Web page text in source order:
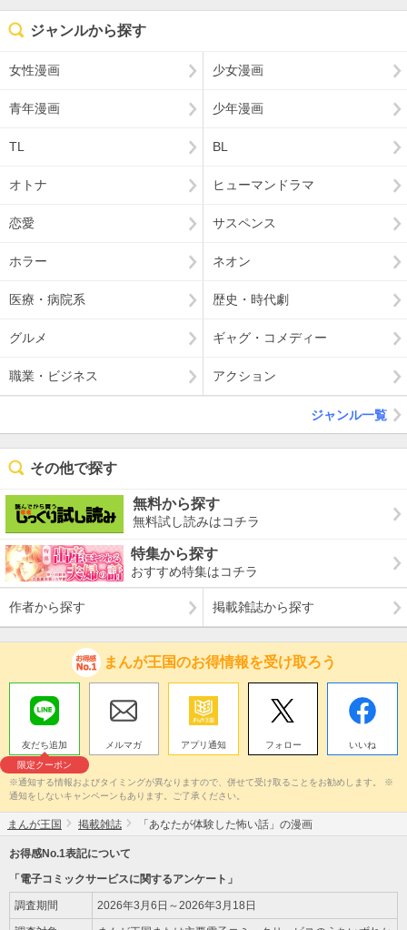
ジャンルから探す
女性漫画 少女漫画
青年漫画 少年漫画
TL BL
オトナ ヒューマンドラマ
恋愛 サスペンス
ホラー ネオン
医療・病院系 歴史・時代劇
グルメ ギャグ・コメディー
職業・ビジネス アクション
ジャンル一覧
その他で探す
無料から探す
無料試し読みはコチラ
特集から探す
おすすめ特集はコチラ
作者から探す 掲載雑誌から探す
まんが王国のお得情報を受け取ろう
友だち追加
限定クーポン
メルマガ アプリ通知 フォロー いいね
※通知する情報およびタイミングが異なりますので、併せて受け取ることをお勧めします。 ※
通知をしないキャンペーンもあります。ご了承ください。
まんが王国 掲載雑誌 「あなたが体験した怖い話」の漫画
お得感No.1表記について
「電子コミックサービスに関するアンケート」
調査期間 2026年3月6日～2026年3月18日